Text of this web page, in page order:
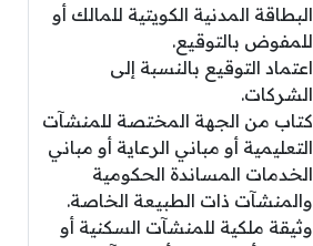
البطاقة المدنية الكويتية للمالك أو
للمفوض بالتوقيع.
اعتماد التوقيع بالنسبة إلى
الشركات.
كتاب من الجهة المختصة للمنشآت
التعليمية أو مباني الرعاية أو مباني
الخدمات المساندة الحكومية
والمنشآت ذات الطبيعة الخاصة.
وثيقة ملكية للمنشآت السكنية أو